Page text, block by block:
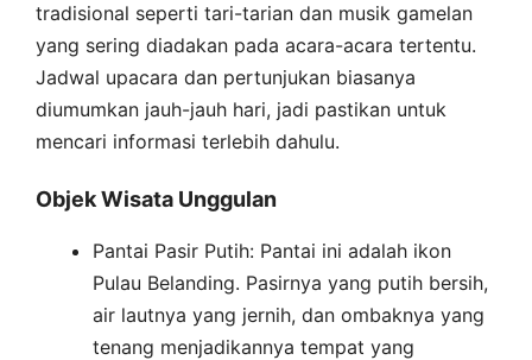
tradisional seperti tari-tarian dan musik gamelan
yang sering diadakan pada acara-acara tertentu.
Jadwal upacara dan pertunjukan biasanya
diumumkan jauh-jauh hari, jadi pastikan untuk
mencari informasi terlebih dahulu.
Objek Wisata Unggulan
Pantai Pasir Putih: Pantai ini adalah ikon
Pulau Belanding. Pasirnya yang putih bersih,
air lautnya yang jernih, dan ombaknya yang
tenang menjadikannya tempat yang